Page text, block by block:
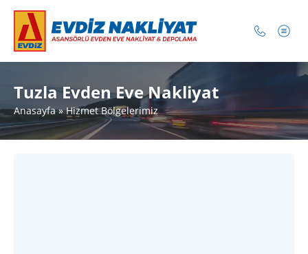
Tuzla Evden Eve Nakliyat
Anasayfa»Hizmet Bölgelerimiz